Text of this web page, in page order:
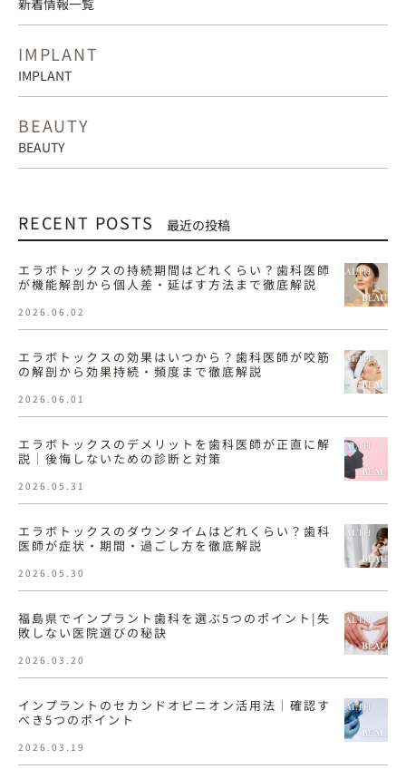
新着情報一覧
IMPLANT
IMPLANT
BEAUTY
BEAUTY
RECENT POSTS 最近の投稿
エラボトックスの持続期間はどれくらい？歯科医師
が機能解剖から個人差・延ばす方法まで徹底解説
2026.06.02
エラボトックスの効果はいつから？歯科医師が咬筋
の解剖から効果持続・頻度まで徹底解説
2026.06.01
エラボトックスのデメリットを歯科医師が正直に解
説｜後悔しないための診断と対策
2026.05.31
エラボトックスのダウンタイムはどれくらい？歯科
医師が症状・期間・過ごし方を徹底解説
2026.05.30
福島県でインプラント歯科を選ぶ5つのポイント|失
敗しない医院選びの秘訣
2026.03.20
インプラントのセカンドオピニオン活用法｜確認す
べき5つのポイント
2026.03.19